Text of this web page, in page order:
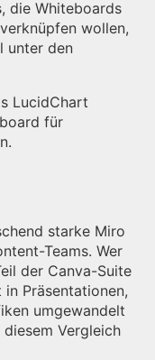
die Whiteboards
wollen,
unter den
LucidChart
für
starke Miro
Teams. Wer
der Canva-Suite
Präsentationen,
umgewandelt
Vergleich